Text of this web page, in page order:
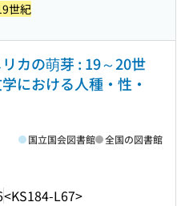
世紀
カの萌芽 : 19～20世
における人種・性・
<KS184-L67>
国立国会図書館 全国の図書館